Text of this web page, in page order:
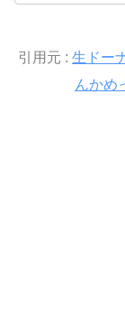
引用元 : 生ドー
んかめ